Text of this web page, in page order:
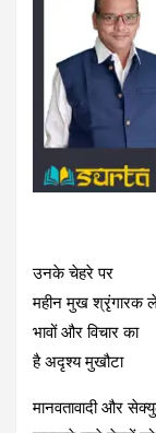
o
k
उनके चेहरे पर
महीन मुख श्रृंगारक
भावों और विचार का
है अदृश्‍य मुखौटा
मानवतावादी और